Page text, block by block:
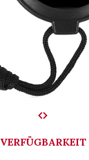
VERFÜGBARKEIT